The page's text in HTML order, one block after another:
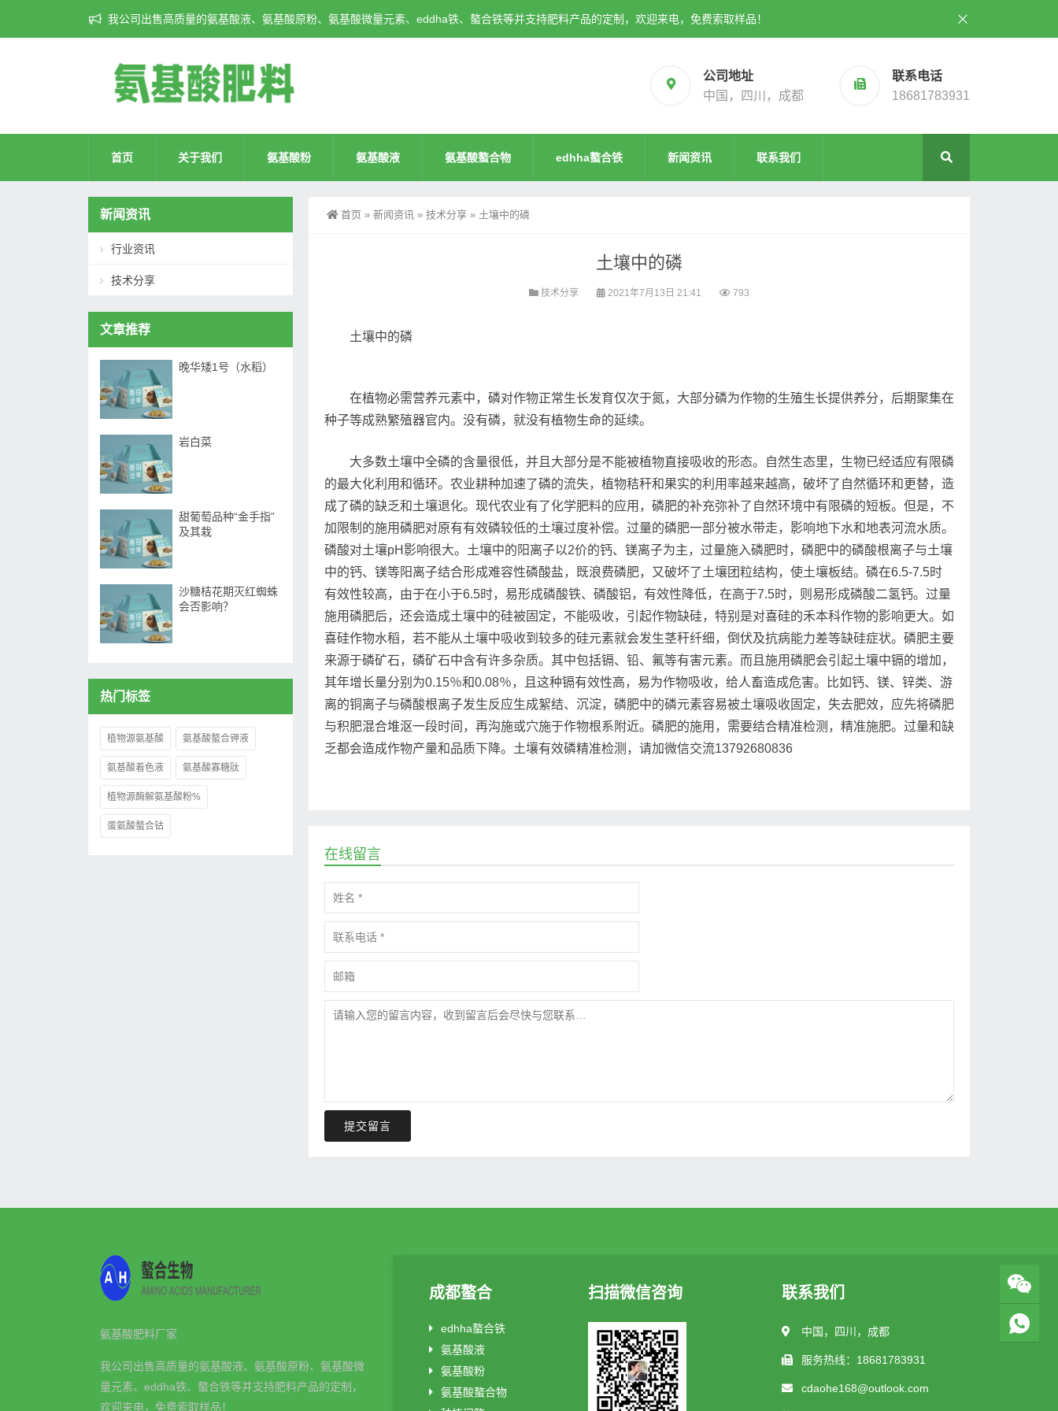
我公司出售高质量的氨基酸液、氨基酸原粉、氨基酸微量元素、eddha铁、螯合铁等并支持肥料产品的定制，欢迎来电，免费索取样品！
公司地址
中国，四川，成都
联系电话
18681783931
首页 关于我们 氨基酸粉 氨基酸液 氨基酸螯合物 edhha螯合铁 新闻资讯 联系我们
首页 » 新闻资讯 » 技术分享 » 土壤中的磷
土壤中的磷
技术分享 2021年7月13日 21:41 793
土壤中的磷
在植物必需营养元素中，磷对作物正常生长发育仅次于氮，大部分磷为作物的生殖生长提供养分，后期聚集在
种子等成熟繁殖器官内。没有磷，就没有植物生命的延续。
大多数土壤中全磷的含量很低，并且大部分是不能被植物直接吸收的形态。自然生态里，生物已经适应有限磷
的最大化利用和循环。农业耕种加速了磷的流失，植物秸秆和果实的利用率越来越高，破坏了自然循环和更替，造
成了磷的缺乏和土壤退化。现代农业有了化学肥料的应用，磷肥的补充弥补了自然环境中有限磷的短板。但是，不
加限制的施用磷肥对原有有效磷较低的土壤过度补偿。过量的磷肥一部分被水带走，影响地下水和地表河流水质。
磷酸对土壤pH影响很大。土壤中的阳离子以2价的钙、镁离子为主，过量施入磷肥时，磷肥中的磷酸根离子与土壤
中的钙、镁等阳离子结合形成难容性磷酸盐，既浪费磷肥，又破坏了土壤团粒结构，使土壤板结。磷在6.5-7.5时
有效性较高，由于在小于6.5时，易形成磷酸铁、磷酸铝，有效性降低，在高于7.5时，则易形成磷酸二氢钙。过量
施用磷肥后，还会造成土壤中的硅被固定，不能吸收，引起作物缺硅，特别是对喜硅的禾本科作物的影响更大。如
喜硅作物水稻，若不能从土壤中吸收到较多的硅元素就会发生茎秆纤细，倒伏及抗病能力差等缺硅症状。磷肥主要
来源于磷矿石，磷矿石中含有许多杂质。其中包括镉、铅、氟等有害元素。而且施用磷肥会引起土壤中镉的增加，
其年增长量分别为0.15％和0.08％，且这种镉有效性高，易为作物吸收，给人畜造成危害。比如钙、镁、锌类、游
离的铜离子与磷酸根离子发生反应生成絮结、沉淀，磷肥中的磷元素容易被土壤吸收固定，失去肥效，应先将磷肥
与积肥混合堆沤一段时间，再沟施或穴施于作物根系附近。磷肥的施用，需要结合精准检测，精准施肥。过量和缺
乏都会造成作物产量和品质下降。土壤有效磷精准检测，请加微信交流13792680836
在线留言
提交留言
新闻资讯
行业资讯
技术分享
文章推荐
晚华矮1号（水稻）
岩白菜
甜葡萄品种“金手指”
及其栽
沙糖桔花期灭红蜘蛛
会否影响？
热门标签
植物源氨基酸 氨基酸螯合钾液
氨基酸着色液 氨基酸寡糖肽
植物源酶解氨基酸粉%
蛋氨酸螯合钴
氨基酸肥料厂家
我公司出售高质量的氨基酸液、氨基酸原粉、氨基酸微
量元素、eddha铁、螯合铁等并支持肥料产品的定制，
欢迎来电，免费索取样品！
成都螯合
edhha螯合铁
氨基酸液
氨基酸粉
氨基酸螯合物
扫描微信咨询 联系我们
中国，四川，成都
服务热线：18681783931
cdaohe168@outlook.com